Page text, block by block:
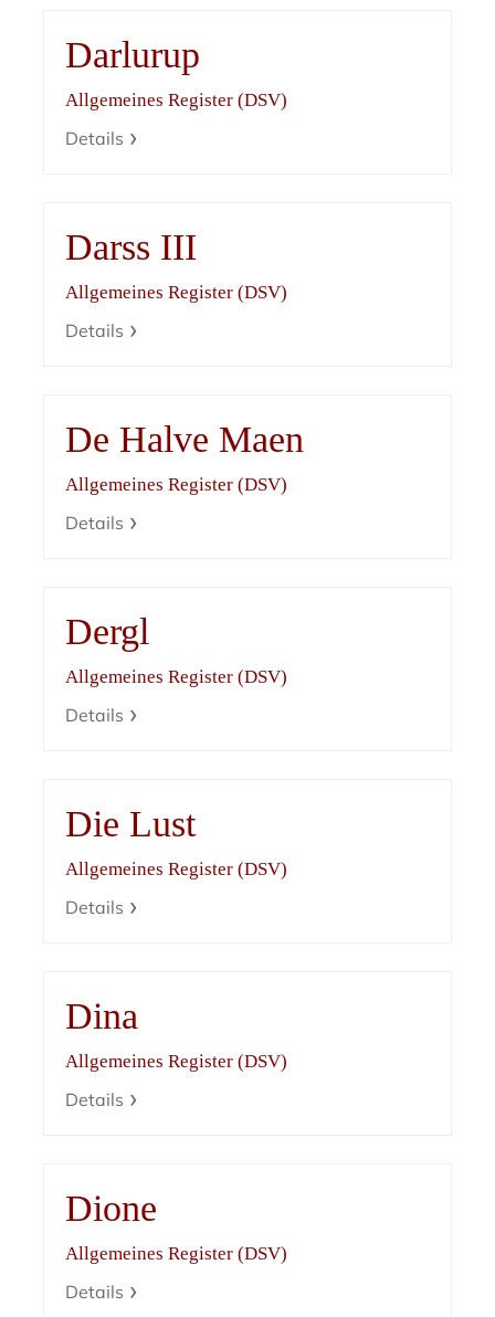
Darlurup
Allgemeines Register (DSV)
Details
Darss III
Allgemeines Register (DSV)
Details
De Halve Maen
Allgemeines Register (DSV)
Details
Dergl
Allgemeines Register (DSV)
Details
Die Lust
Allgemeines Register (DSV)
Details
Dina
Allgemeines Register (DSV)
Details
Dione
Allgemeines Register (DSV)
Details